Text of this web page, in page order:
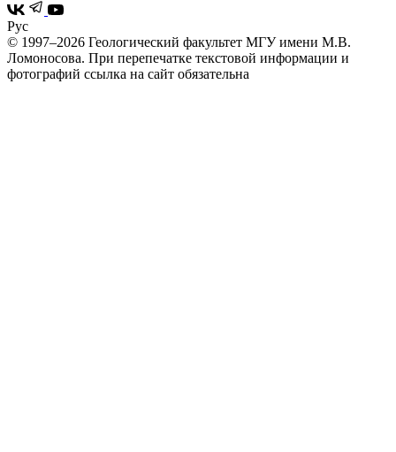
Рус
© 1997–2026 Геологический факультет МГУ имени М.В.
Ломоносова. При перепечатке текстовой информации и
фотографий ссылка на сайт обязательна